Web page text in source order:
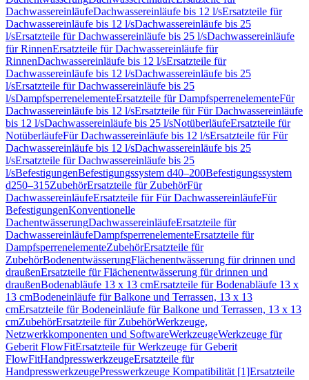
DachwassereinläufeDachwassereinläufe bis 12 l/sErsatzteile für
Dachwassereinläufe bis 12 l/sDachwassereinläufe bis 25
l/sErsatzteile für Dachwassereinläufe bis 25 l/sDachwassereinläufe
für RinnenErsatzteile für Dachwassereinläufe für
RinnenDachwassereinläufe bis 12 l/sErsatzteile für
Dachwassereinläufe bis 12 l/sDachwassereinläufe bis 25
l/sErsatzteile für Dachwassereinläufe bis 25
l/sDampfsperrenelementeErsatzteile für DampfsperrenelementeFür
Dachwassereinläufe bis 12 l/sErsatzteile für Für Dachwassereinläufe
bis 12 l/sDachwassereinläufe bis 25 l/sNotüberläufeErsatzteile für
NotüberläufeFür Dachwassereinläufe bis 12 l/sErsatzteile für Für
Dachwassereinläufe bis 12 l/sDachwassereinläufe bis 25
l/sErsatzteile für Dachwassereinläufe bis 25
l/sBefestigungenBefestigungssystem d40–200Befestigungssystem
d250–315ZubehörErsatzteile für ZubehörFür
DachwassereinläufeErsatzteile für Für DachwassereinläufeFür
BefestigungenKonventionelle
DachentwässerungDachwassereinläufeErsatzteile für
DachwassereinläufeDampfsperrenelementeErsatzteile für
DampfsperrenelementeZubehörErsatzteile für
ZubehörBodenentwässerungFlächenentwässerung für drinnen und
draußenErsatzteile für Flächenentwässerung für drinnen und
draußenBodenabläufe 13 x 13 cmErsatzteile für Bodenabläufe 13 x
13 cmBodeneinläufe für Balkone und Terrassen, 13 x 13
cmErsatzteile für Bodeneinläufe für Balkone und Terrassen, 13 x 13
cmZubehörErsatzteile für ZubehörWerkzeuge,
Netzwerkkomponenten und SoftwareWerkzeugeWerkzeuge für
Geberit FlowFitErsatzteile für Werkzeuge für Geberit
FlowFitHandpresswerkzeugeErsatzteile für
HandpresswerkzeugePresswerkzeuge Kompatibilität [1]Ersatzteile